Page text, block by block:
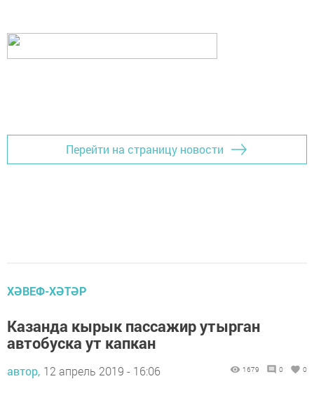
Перейти на страницу новости
ХӘВЕФ-ХӘТӘР
Казанда кырык пассажир утырган
автобуска ут капкан
автор, 12 апрель 2019 - 16:06 1679 0 0